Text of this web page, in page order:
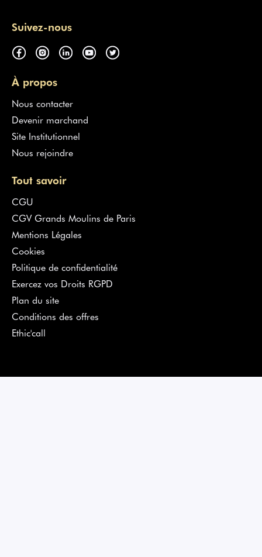
Suivez-nous
À propos
Nous contacter
Devenir marchand
Site Institutionnel
Nous rejoindre
Tout savoir
CGU
CGV Grands Moulins de Paris
Mentions Légales
Cookies
Politique de confidentialité
Exercez vos Droits RGPD
Plan du site
Conditions des offres
Ethic'call